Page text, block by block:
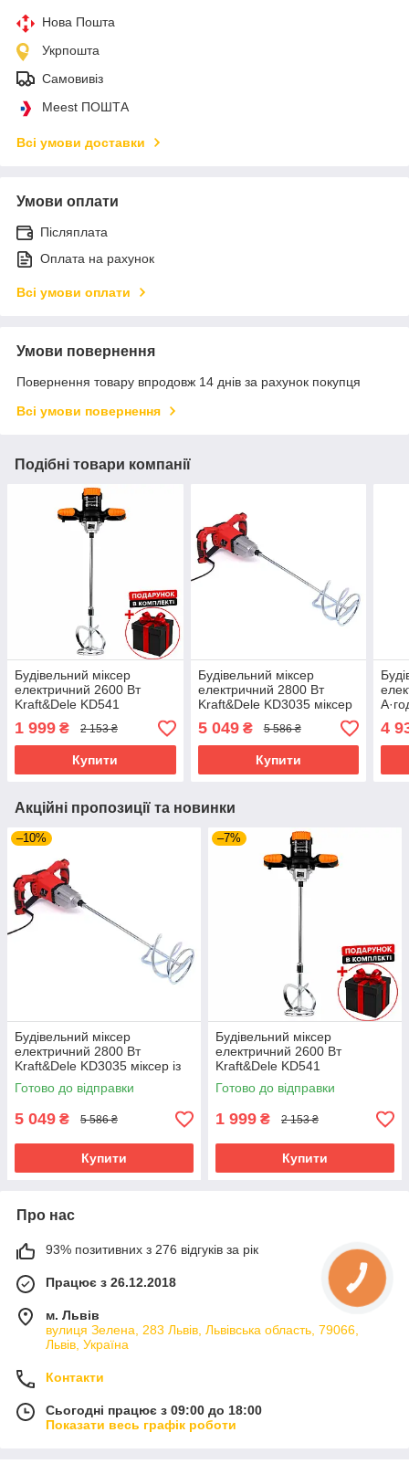
Нова Пошта
Укрпошта
Самовивіз
Meest ПОШТА
Всі умови доставки
Умови оплати
Післяплата
Оплата на рахунок
Всі умови оплати
Умови повернення
Повернення товару впродовж 14 днів за рахунок покупця
Всі умови повернення
Подібні товари компанії
Будівельний міксер
електричний 2600 Вт
Kraft&Dele KD541
будівельний міксер ручний
міксер із регулюванням
швидкості
1 999 ₴ 2 153 ₴
Купити
Будівельний міксер
електричний 2800 Вт
Kraft&Dele KD3035 міксер
із регулюванням
швидкості
5 049₴ 5 586 ₴
Купити
4
Акційні пропозиції та новинки
–10%
Будівельний міксер
електричний 2800 Вт
Kraft&Dele KD3035 міксер із
регулюванням швидкості
Готово до відправки
5 049 ₴ 5 586 ₴
Купити
–7%
Будівельний міксер
електричний 2600 Вт
Kraft&Dele KD541
будівельний міксер ручний
міксер із регулюванням
швидкості
Готово до відправки
1 999 ₴ 2 153 ₴
Купити
Про нас
93% позитивних з 276 відгуків за рік
Працює з 26.12.2018
м. Львів
вулиця Зелена, 283 Львів, Львівська область, 79066,
Львів, Україна
Контакти
Сьогодні працює з 09:00 до 18:00
Показати весь графік роботи